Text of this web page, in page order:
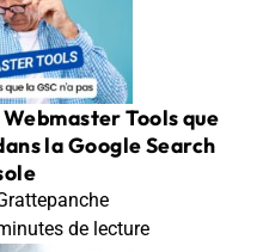
Tools que
la Google Search
de lecture